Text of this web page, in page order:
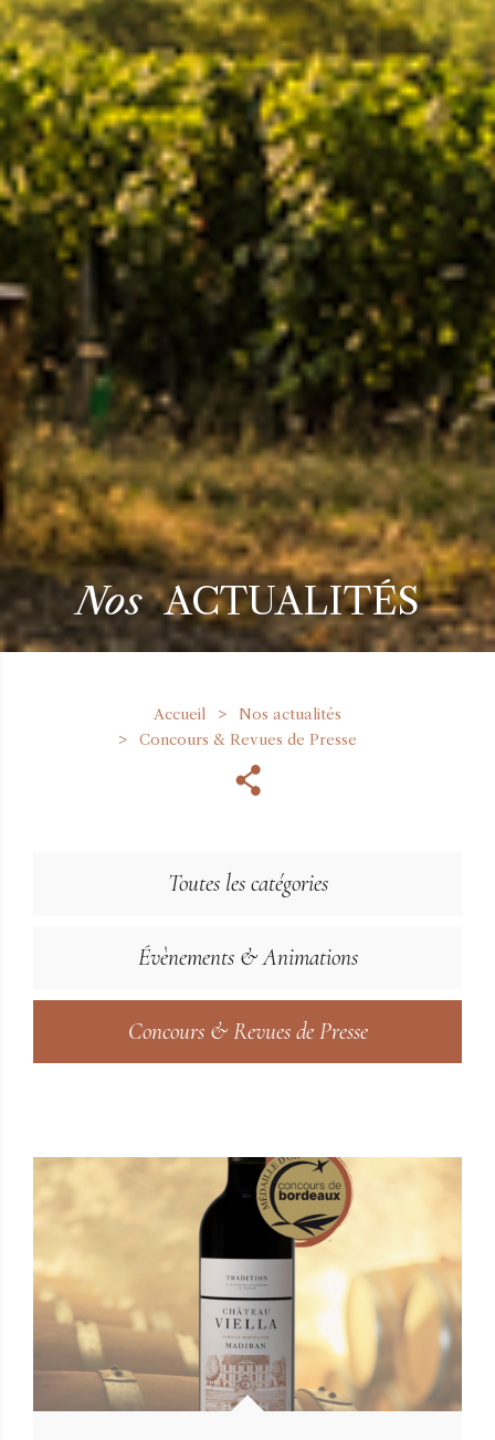
Nos ACTUALITÉS
Accueil
Nos actualités
Concours & Revues de Presse
Toutes les catégories
Évènements & Animations
Concours & Revues de Presse